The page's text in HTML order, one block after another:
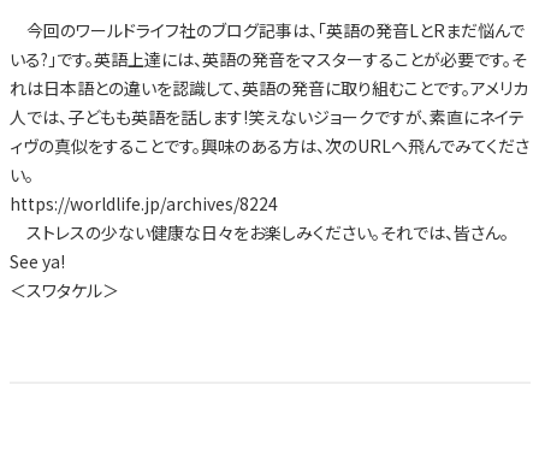
今回のワールドライフ社のブログ記事は、「英語の発音LとRまだ悩んで
いる?」です。英語上達には、英語の発音をマスターすることが必要です。そ
れは日本語との違いを認識して、英語の発音に取り組むことです。アメリカ
人では、子どもも英語を話します!笑えないジョークですが、素直にネイテ
ィヴの真似をすることです。興味のある方は、次のURLへ飛んでみてくださ
い。
https://worldlife.jp/archives/8224
ストレスの少ない健康な日々をお楽しみください。それでは、皆さん。
See ya!
＜スワタケル＞